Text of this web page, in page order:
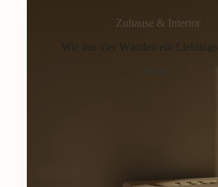
Zuhause & Interior
Wie aus vier Wänden ein